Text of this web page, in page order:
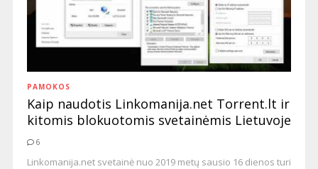
PAMOKOS
Kaip naudotis Linkomanija.net Torrent.lt ir
kitomis blokuotomis svetainėmis Lietuvoje
6
Linkomanija.net svetainė nuo 2019 metų sausio 16 dienos turi